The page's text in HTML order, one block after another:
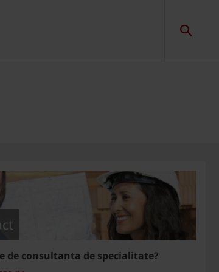
de consultanta de specialitate?